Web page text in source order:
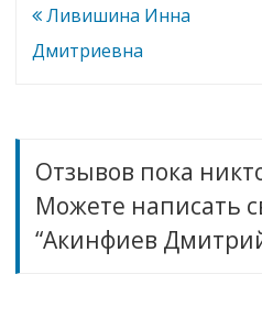
Навигация
по
Ливишина Инна
Дмитриевна
Отзывов пока
Можете написать
“Акинфиев